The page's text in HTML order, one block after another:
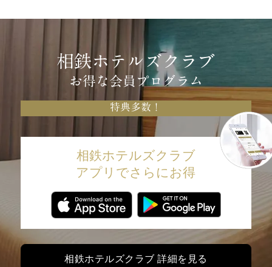
相鉄ホテルズクラブ
お得な会員プログラム
特典多数！
相鉄ホテルズクラブ
アプリでさらにお得
相鉄ホテルズクラブ 詳細を見る